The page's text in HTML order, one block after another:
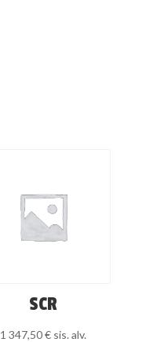
SCR
1 347,50€ sis. alv.